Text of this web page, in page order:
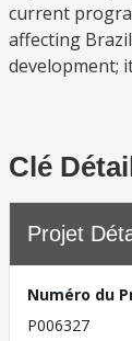
current
affecting
development;
Clé
Projet
Numéro du
P006327